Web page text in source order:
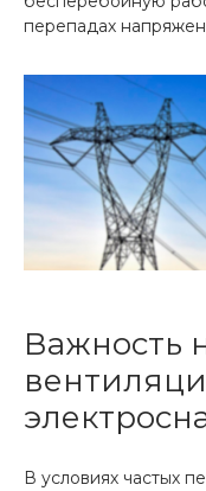
перепадах
Важность
В условиях частых